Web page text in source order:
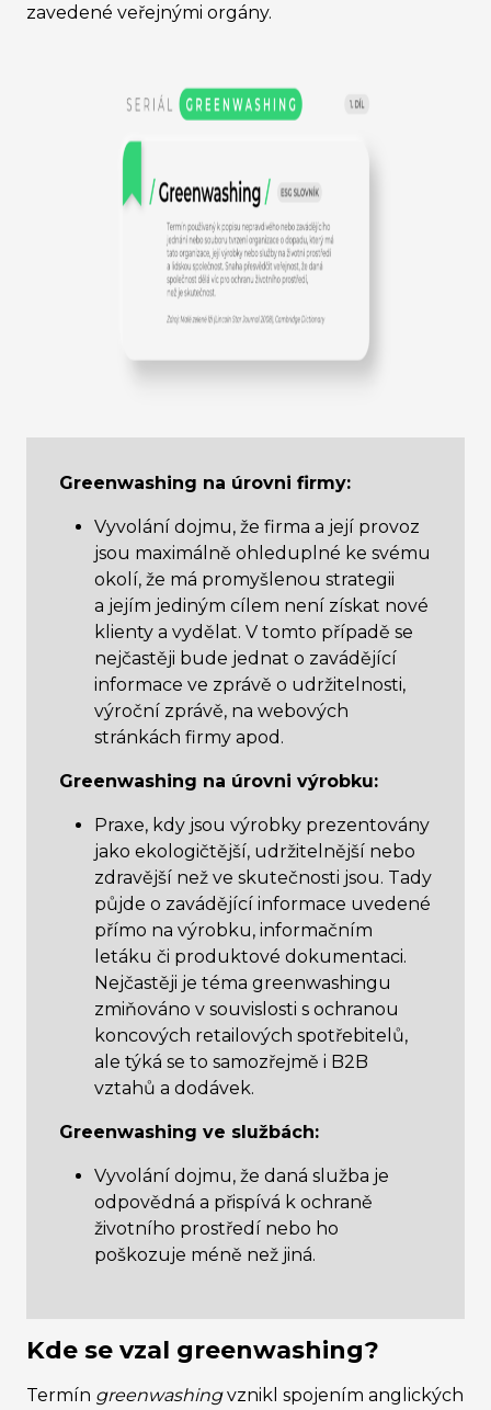
zavedené veřejnými orgány.
Greenwashing na úrovni firmy:
Vyvolání dojmu, že firma a její provoz
jsou maximálně ohleduplné ke svému
okolí, že má promyšlenou strategii
a jejím jediným cílem není získat nové
klienty a vydělat. V tomto případě se
nejčastěji bude jednat o zavádějící
informace ve zprávě o udržitelnosti,
výroční zprávě, na webových
stránkách firmy apod.
Greenwashing na úrovni výrobku:
Praxe, kdy jsou výrobky prezentovány
jako ekologičtější, udržitelnější nebo
zdravější než ve skutečnosti jsou. Tady
půjde o zavádějící informace uvedené
přímo na výrobku, informačním
letáku či produktové dokumentaci.
Nejčastěji je téma greenwashingu
zmiňováno v souvislosti s ochranou
koncových retailových spotřebitelů,
ale týká se to samozřejmě i B2B
vztahů a dodávek.
Greenwashing ve službách:
Vyvolání dojmu, že daná služba je
odpovědná a přispívá k ochraně
životního prostředí nebo ho
poškozuje méně než jiná.
Kde se vzal greenwashing?
Termín greenwashingvznikl spojením anglických